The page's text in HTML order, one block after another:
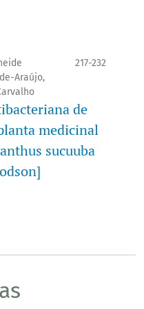
Araújo,
217-232
de
medicinal
sucuuba